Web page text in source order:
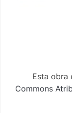
Esta obra
Commons